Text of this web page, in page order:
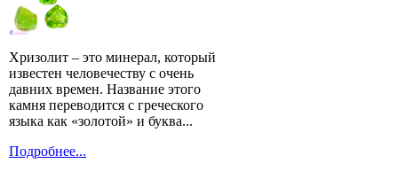
Хризолит – это минерал, который
известен человечеству с очень
давних времен. Название этого
камня переводится с греческого
языка как «золотой» и буква...
Подробнее...